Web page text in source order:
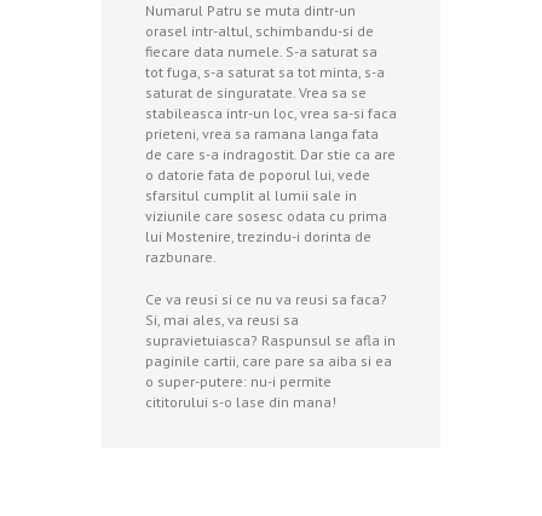
Numarul Patru se muta dintr-un
orasel intr-altul, schimbandu-si de
fiecare data numele. S-a saturat sa
tot fuga, s-a saturat sa tot minta, s-a
saturat de singuratate. Vrea sa se
stabileasca intr-un loc, vrea sa-si faca
prieteni, vrea sa ramana langa fata
de care s-a indragostit. Dar stie ca are
o datorie fata de poporul lui, vede
sfarsitul cumplit al lumii sale in
viziunile care sosesc odata cu prima
lui Mostenire, trezindu-i dorinta de
razbunare.
Ce va reusi si ce nu va reusi sa faca?
Si, mai ales, va reusi sa
supravietuiasca? Raspunsul se afla in
paginile cartii, care pare sa aiba si ea
o super-putere: nu-i permite
cititorului s-o lase din mana!